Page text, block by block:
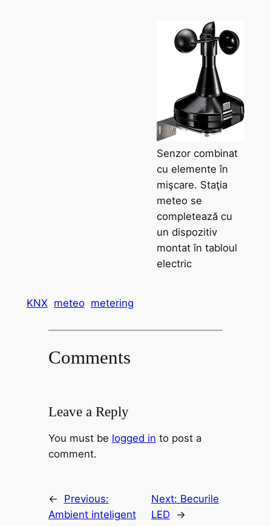
Senzor combinat
cu elemente în
mişcare. Staţia
meteo se
completează cu
un dispozitiv
montat în tabloul
electric
KNX meteo metering
Comments
Leave a Reply
You must be logged in to post a
comment.
←
Previous:
Ambient inteligent
Next: Becurile
LED
→